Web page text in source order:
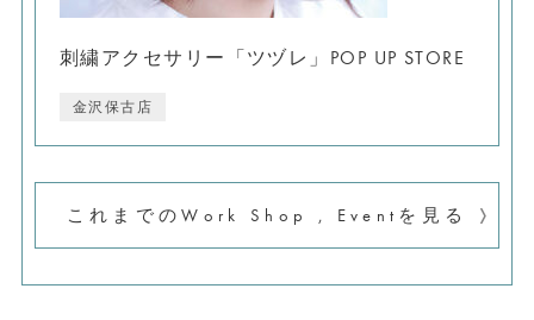
刺繍アクセサリー「ツヅレ」POP UP STORE
金沢保古店
これまでのWork Shop , Eventを見る